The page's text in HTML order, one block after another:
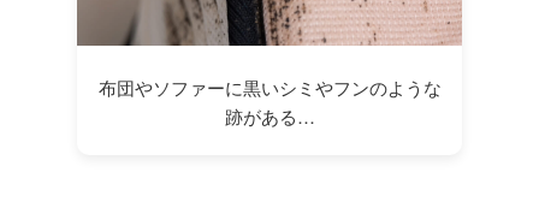
布団やソファーに黒いシミやフンのような
跡がある…